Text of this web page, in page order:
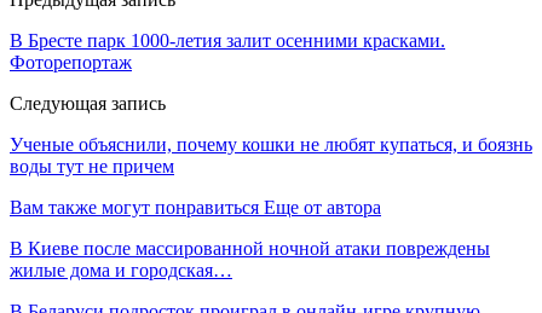
В Бресте парк 1000-летия залит осенними красками.
Фоторепортаж
Следующая запись
Ученые объяснили, почему кошки не любят купаться, и боязнь
воды тут не причем
Вам также могут понравиться Еще от автора
В Киеве после массированной ночной атаки повреждены
жилые дома и городская…